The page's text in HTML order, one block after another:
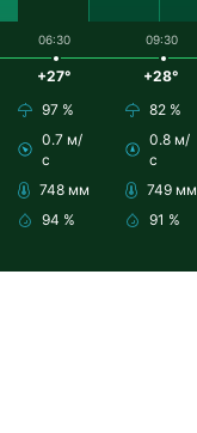
06:30
+27°
97 %
0.7 м/
с
748 мм
94 %
09:30
+28°
82 %
0.8 м/
с
749 мм
91 %